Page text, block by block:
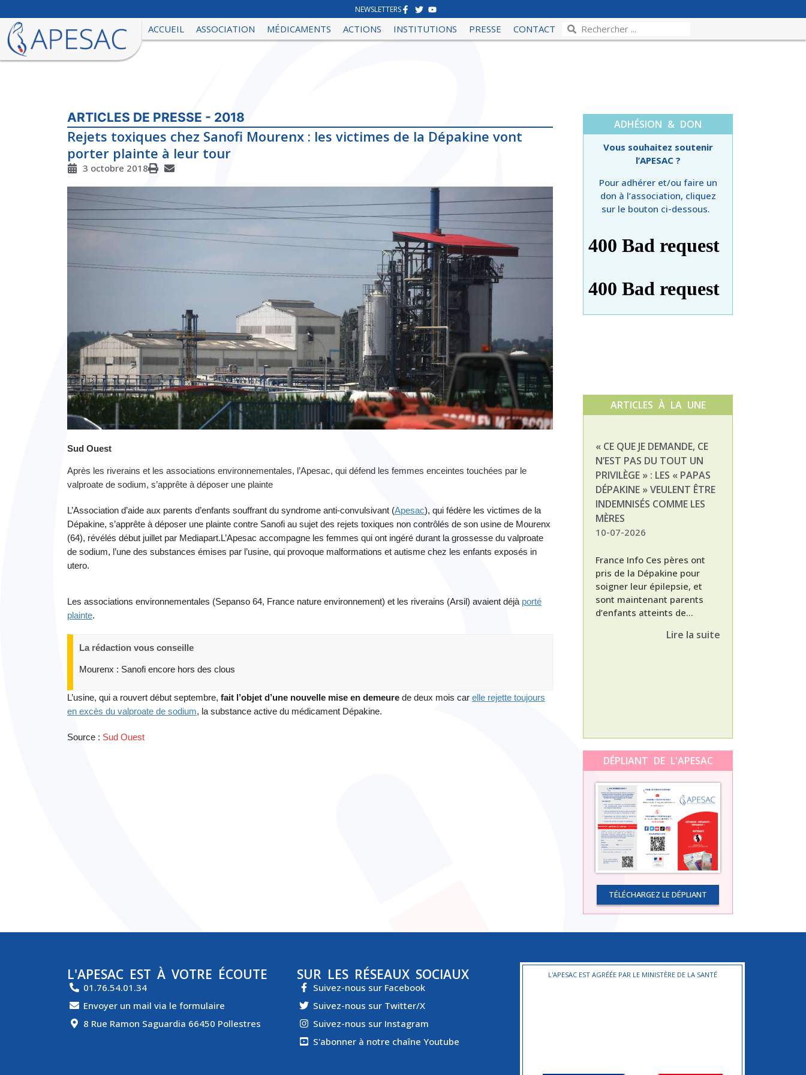
NEWSLETTERS
ACCUEIL ASSOCIATION MÉDICAMENTS ACTIONS INSTITUTIONS PRESSE CONTACT
ARTICLES DE PRESSE - 2018
Rejets toxiques chez Sanofi Mourenx : les victimes de la Dépakine vont
porter plainte à leur tour
3 octobre 2018
Sud Ouest
Après les riverains et les associations environnementales, l’Apesac, qui défend les femmes enceintes touchées par le
valproate de sodium, s’apprête à déposer une plainte
L’Association d’aide aux parents d’enfants souffrant du syndrome anti-convulsivant (Apesac), qui fédère les victimes de la
Dépakine, s’apprête à déposer une plainte contre Sanofi au sujet des rejets toxiques non contrôlés de son usine de Mourenx
(64), révélés début juillet par Mediapart.L’Apesac accompagne les femmes qui ont ingéré durant la grossesse du valproate
de sodium, l’une des substances émises par l’usine, qui provoque malformations et autisme chez les enfants exposés in
utero.
Les associations environnementales (Sepanso 64, France nature environnement) et les riverains (Arsil) avaient déjà porté
plainte.
La rédaction vous conseille
Mourenx : Sanofi encore hors des clous
L’usine, qui a rouvert début septembre, fait l’objet d’une nouvelle mise en demeure de deux mois car elle rejette toujours
en excès du valproate de sodium, la substance active du médicament Dépakine.
Source : Sud Ouest
ADHÉSION & DON
Vous souhaitez soutenir
l’APESAC ?
Pour adhérer et/ou faire un
don à l’association, cliquez
sur le bouton ci-dessous.
ARTICLES À LA UNE
« CE QUE JE DEMANDE, CE
N’EST PAS DU TOUT UN
PRIVILÈGE » : LES « PAPAS
DÉPAKINE » VEULENT ÊTRE
INDEMNISÉS COMME LES
MÈRES
10-07-2026
France Info Ces pères ont
pris de la Dépakine pour
soigner leur épilepsie, et
sont maintenant parents
d’enfants atteints de...
Lire la suite
DÉPLIANT DE L'APESAC
TÉLÉCHARGEZ LE DÉPLIANT
L'APESAC EST À VOTRE ÉCOUTE
01.76.54.01.34
Envoyer un mail via le formulaire
8 Rue Ramon Saguardia 66450 Pollestres
SUR LES RÉSEAUX SOCIAUX
Suivez-nous sur Facebook
Suivez-nous sur Twitter/X
Suivez-nous sur Instagram
S'abonner à notre chaîne Youtube
L'APESAC EST AGRÉÉE PAR LE MINISTÈRE DE LA SANTÉ